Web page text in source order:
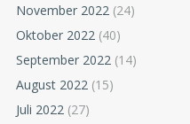
November 2022 (24)
Oktober 2022 (40)
September 2022 (14)
August 2022 (15)
Juli 2022 (27)